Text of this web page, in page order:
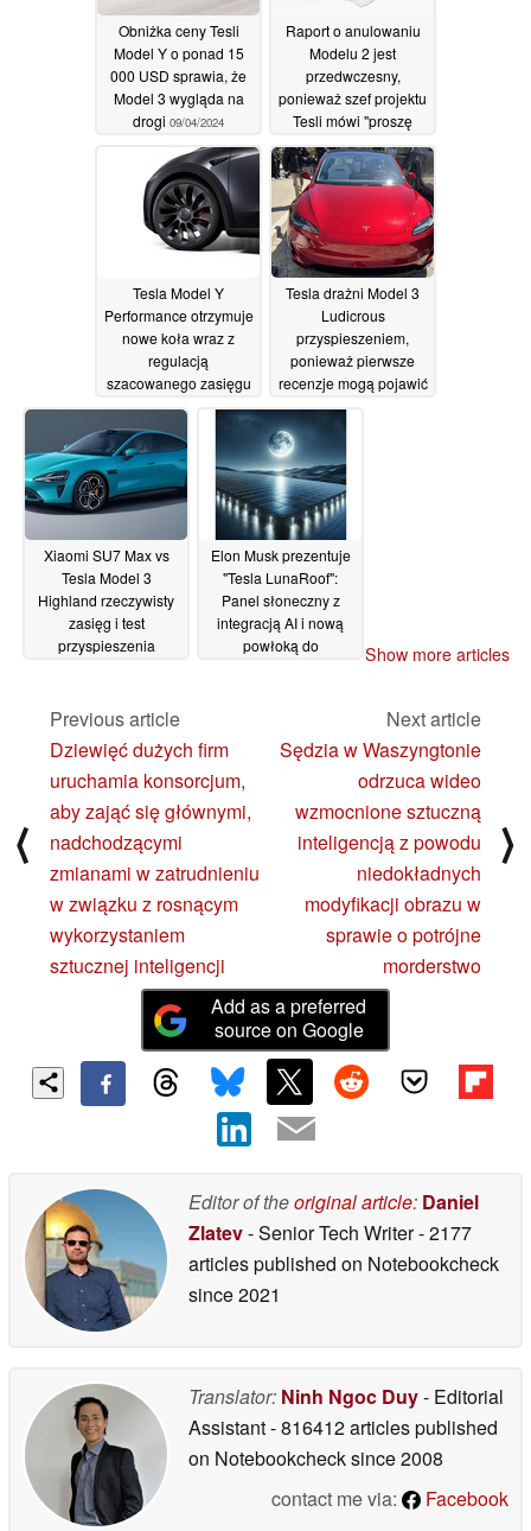
Obniżka ceny Tesli
Model Y o ponad 15
000 USD sprawia, że
Model 3 wygląda na
drogi 09/04/2024
Raport o anulowaniu
Modelu 2 jest
przedwczesny,
ponieważ szef projektu
Tesli mówi "proszę
czekać08/04/2024
Tesla Model Y
Performance otrzymuje
nowe koła wraz z
regulacją
szacowanego zasięgu
06/04/2024
Tesla drażni Model 3
Ludicrous
przyspieszeniem,
ponieważ pierwsze
recenzje mogą pojawić
się wraz z
ogłoszeniem
Xiaomi SU7 Max vs
Tesla Model 3
Highland rzeczywisty
zasięg i test
przyspieszenia
pojazdu elektrycznego
Elon Musk prezentuje
"Tesla LunaRoof":
Panel słoneczny z
integracją AI i nową
powłoką do
Show more articles
⟨
Previous article
Dziewięć dużych firm
uruchamia konsorcjum,
aby zająć się głównymi,
nadchodzącymi
zmianami w zatrudnieniu
w związku z rosnącym
wykorzystaniem
sztucznej inteligencji
Next article
Sędzia w Waszyngtonie
odrzuca wideo
wzmocnione sztuczną
inteligencją z powodu
niedokładnych
modyfikacji obrazu w
sprawie o potrójne
morderstwo
⟩
Add as a preferred
source on Google
Editor of theoriginal article: Daniel
Zlatev- Senior Tech Writer- 2177
articles published on Notebookcheck
since 2021
Translator: Ninh Ngoc Duy- Editorial
Assistant- 816412 articles published
on Notebookchecksince 2008
contact me via:
Facebook